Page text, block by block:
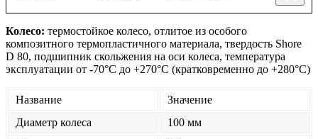
Колесо: термостойкое колесо, отлитое из особого
композитного термопластичного материала, твердость Shore
D 80, подшипник скольжения на оси колеса, температура
эксплуатации от -70°С до +270°С (кратковременно до +280°С)
Название
Значение
Диаметр колеса
100 мм